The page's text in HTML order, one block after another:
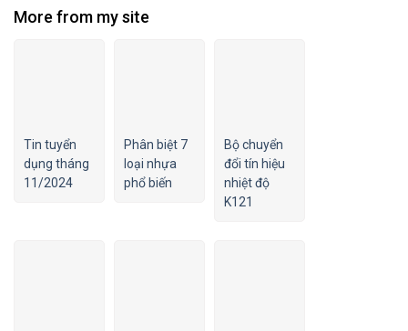
More from my site
Tin tuyển
dụng tháng
11/2024
Phân biệt 7
loại nhựa
phổ biến
Bộ chuyển
đổi tín hiệu
nhiệt độ
K121